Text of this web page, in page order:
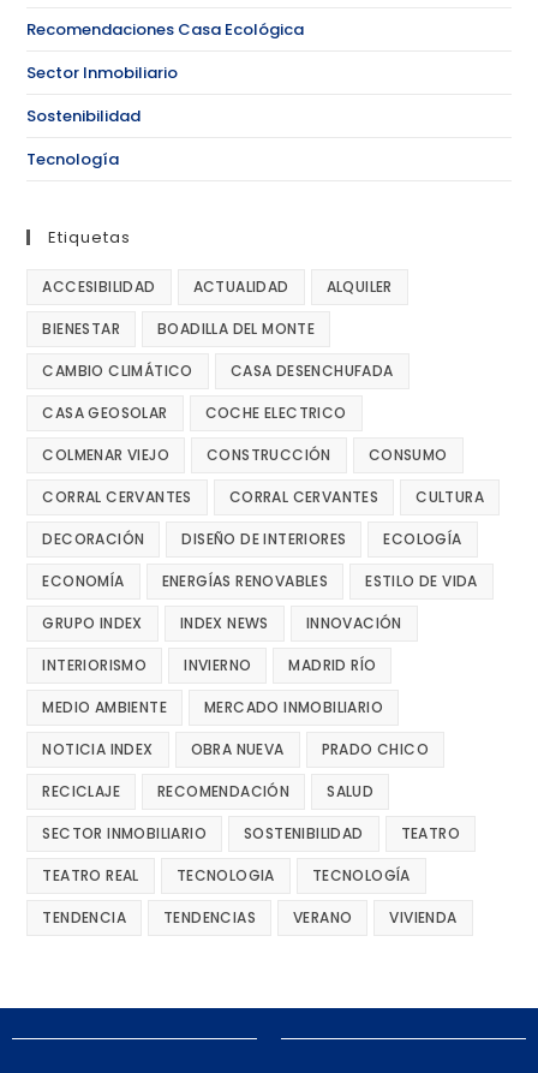
Recomendaciones Casa Ecológica
Sector Inmobiliario
Sostenibilidad
Tecnología
Etiquetas
ACCESIBILIDAD ACTUALIDAD ALQUILER
BIENESTAR BOADILLA DEL MONTE
CAMBIO CLIMÁTICO CASA DESENCHUFADA
CASA GEOSOLAR COCHE ELECTRICO
COLMENAR VIEJO CONSTRUCCIÓN CONSUMO
CORRAL CERVANTES CORRAL CERVANTES CULTURA
DECORACIÓN DISEÑO DE INTERIORES ECOLOGÍA
ECONOMÍA ENERGÍAS RENOVABLES ESTILO DE VIDA
GRUPO INDEX INDEX NEWS INNOVACIÓN
INTERIORISMO INVIERNO MADRID RÍO
MEDIO AMBIENTE MERCADO INMOBILIARIO
NOTICIA INDEX OBRA NUEVA PRADO CHICO
RECICLAJE RECOMENDACIÓN SALUD
SECTOR INMOBILIARIO SOSTENIBILIDAD TEATRO
TEATRO REAL TECNOLOGIA TECNOLOGÍA
TENDENCIA TENDENCIAS VERANO VIVIENDA